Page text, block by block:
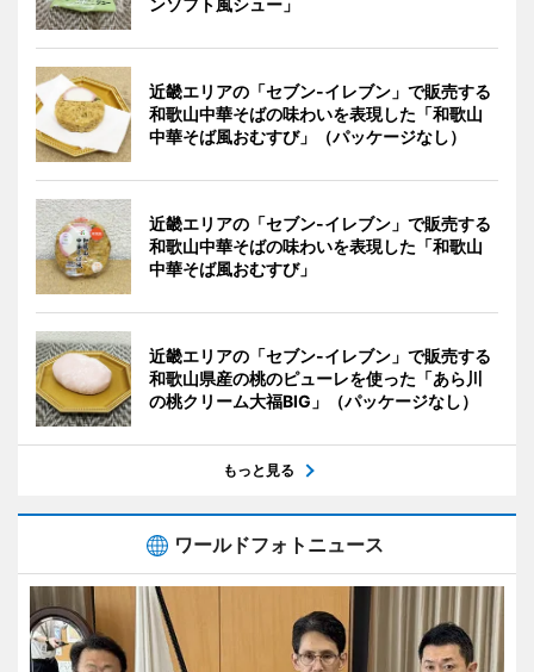
ンソフト風シュー」
近畿エリアの「セブン-イレブン」で販売する
和歌山中華そばの味わいを表現した「和歌山
中華そば風おむすび」（パッケージなし）
近畿エリアの「セブン-イレブン」で販売する
和歌山中華そばの味わいを表現した「和歌山
中華そば風おむすび」
近畿エリアの「セブン-イレブン」で販売する
和歌山県産の桃のピューレを使った「あら川
の桃クリーム大福BIG」（パッケージなし）
もっと見る
ワールドフォトニュース